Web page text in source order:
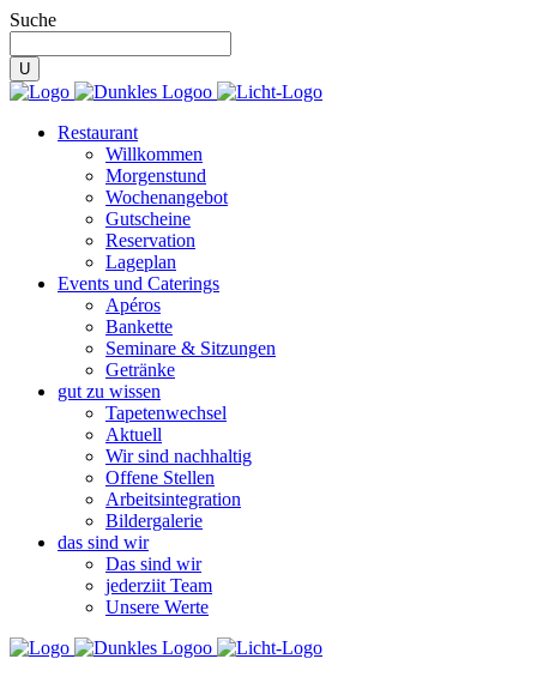
Suche
Restaurant
Willkommen
Morgenstund
Wochenangebot
Gutscheine
Reservation
Lageplan
Events und Caterings
Apéros
Bankette
Seminare & Sitzungen
Getränke
gut zu wissen
Tapetenwechsel
Aktuell
Wir sind nachhaltig
Offene Stellen
Arbeitsintegration
Bildergalerie
das sind wir
Das sind wir
jederziit Team
Unsere Werte